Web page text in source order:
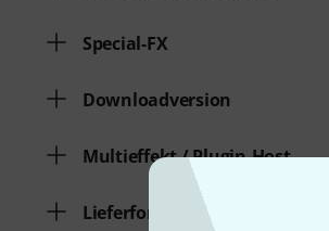
Special-FX
Downloadversion
Multieffekt / Plugin-Host
Lieferform